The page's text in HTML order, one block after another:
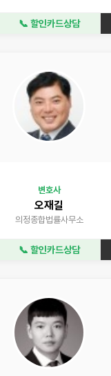
📞 할인카드상담
변호사
오재길
의정종합법률사무소
📞 할인카드상담